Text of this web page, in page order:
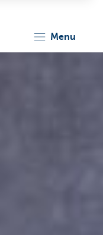
menu